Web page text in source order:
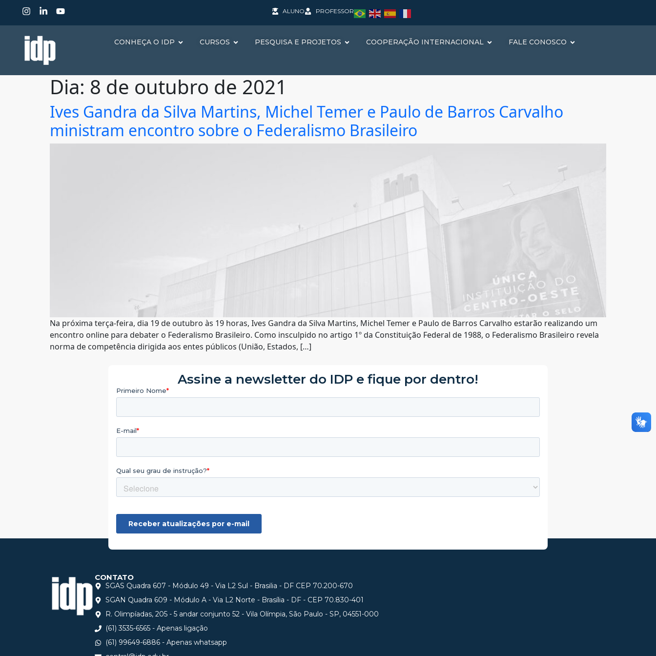
ALUNO PROFESSOR
CONHEÇA O IDP CURSOS PESQUISA E PROJETOS COOPERAÇÃO INTERNACIONAL FALE CONOSCO
Dia: 8 de outubro de 2021
Ives Gandra da Silva Martins, Michel Temer e Paulo de Barros Carvalho
ministram encontro sobre o Federalismo Brasileiro
Na próxima terça-feira, dia 19 de outubro às 19 horas, Ives Gandra da Silva Martins, Michel Temer e Paulo de Barros Carvalho estarão realizando um
encontro online para debater o Federalismo Brasileiro. Como insculpido no artigo 1º da Constituição Federal de 1988, o Federalismo Brasileiro revela
norma de competência dirigida aos entes públicos (União, Estados, […]
Assine a newsletter do IDP e fique por dentro!
CONTATO
SGAS Quadra 607 - Módulo 49 - Via L2 Sul - Brasilia - DF CEP 70.200-670
SGAN Quadra 609 - Módulo A - Via L2 Norte - Brasília - DF - CEP 70.830-401
R. Olimpíadas, 205 - 5 andar conjunto 52 - Vila Olímpia, São Paulo - SP, 04551-000
(61) 3535-6565 - Apenas ligação
(61) 99649-6886 - Apenas whatsapp